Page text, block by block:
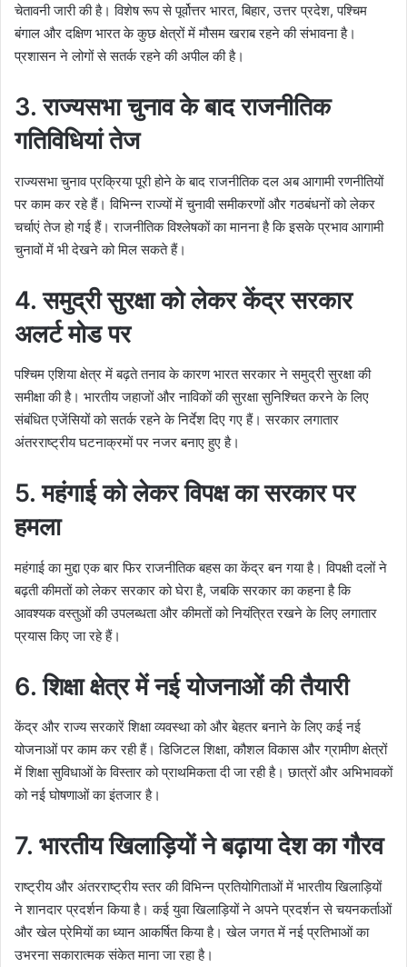
चेतावनी जारी की है। विशेष रूप से पूर्वोत्तर भारत, बिहार, उत्तर प्रदेश, पश्चिम
बंगाल और दक्षिण भारत के कुछ क्षेत्रों में मौसम खराब रहने की संभावना है।
प्रशासन ने लोगों से सतर्क रहने की अपील की है।
3. राज्यसभा चुनाव के बाद राजनीतिक
गतिविधियां तेज
राज्यसभा चुनाव प्रक्रिया पूरी होने के बाद राजनीतिक दल अब आगामी रणनीतियों
पर काम कर रहे हैं। विभिन्न राज्यों में चुनावी समीकरणों और गठबंधनों को लेकर
चर्चाएं तेज हो गई हैं। राजनीतिक विश्लेषकों का मानना है कि इसके प्रभाव आगामी
चुनावों में भी देखने को मिल सकते हैं।
4. समुद्री सुरक्षा को लेकर केंद्र सरकार
अलर्ट मोड पर
पश्चिम एशिया क्षेत्र में बढ़ते तनाव के कारण भारत सरकार ने समुद्री सुरक्षा की
समीक्षा की है। भारतीय जहाजों और नाविकों की सुरक्षा सुनिश्चित करने के लिए
संबंधित एजेंसियों को सतर्क रहने के निर्देश दिए गए हैं। सरकार लगातार
अंतरराष्ट्रीय घटनाक्रमों पर नजर बनाए हुए है।
5. महंगाई को लेकर विपक्ष का सरकार पर
हमला
महंगाई का मुद्दा एक बार फिर राजनीतिक बहस का केंद्र बन गया है। विपक्षी दलों ने
बढ़ती कीमतों को लेकर सरकार को घेरा है, जबकि सरकार का कहना है कि
आवश्यक वस्तुओं की उपलब्धता और कीमतों को नियंत्रित रखने के लिए लगातार
प्रयास किए जा रहे हैं।
6. शिक्षा क्षेत्र में नई योजनाओं की तैयारी
केंद्र और राज्य सरकारें शिक्षा व्यवस्था को और बेहतर बनाने के लिए कई नई
योजनाओं पर काम कर रही हैं। डिजिटल शिक्षा, कौशल विकास और ग्रामीण क्षेत्रों
में शिक्षा सुविधाओं के विस्तार को प्राथमिकता दी जा रही है। छात्रों और अभिभावकों
को नई घोषणाओं का इंतजार है।
7. भारतीय खिलाड़ियों ने बढ़ाया देश का गौरव
राष्ट्रीय और अंतरराष्ट्रीय स्तर की विभिन्न प्रतियोगिताओं में भारतीय खिलाड़ियों
ने शानदार प्रदर्शन किया है। कई युवा खिलाड़ियों ने अपने प्रदर्शन से चयनकर्ताओं
और खेल प्रेमियों का ध्यान आकर्षित किया है। खेल जगत में नई प्रतिभाओं का
उभरना सकारात्मक संकेत माना जा रहा है।